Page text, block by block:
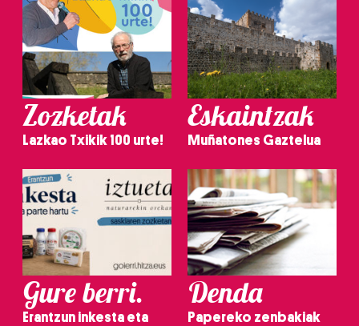
Zozketak
Lazkao Txikik 100 urte!
Eskaintzak
Muñatones Gaztelua
Gure berri.
Erantzun inkesta eta
Denda
Papereko zenbakiak